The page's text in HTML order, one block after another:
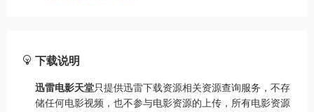
下载说明
迅雷电影天堂只提供迅雷下载资源相关资源查询服务，不存
储任何电影视频，也不参与电影资源的上传，所有电影资源